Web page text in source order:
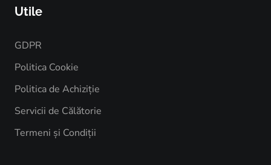
Utile
GDPR
Politica Cookie
Politica de Achiziție
Servicii de Călătorie
Termeni și Condiții